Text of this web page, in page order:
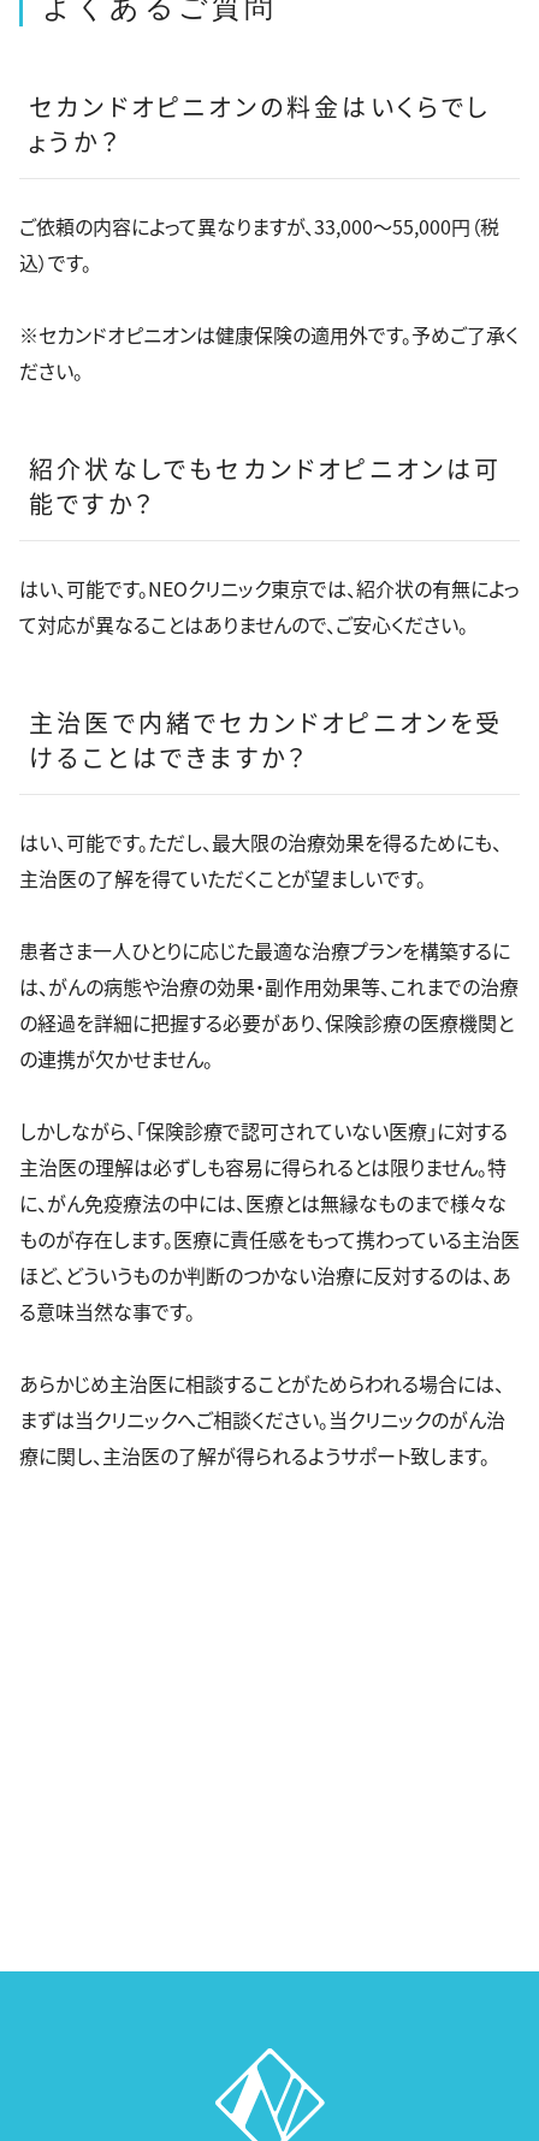
セカンドオピニオンの料金はいくらでし
ょうか？
ご依頼の内容によって異なりますが、33,000～55,000円（税
込）です。
※セカンドオピニオンは健康保険の適用外です。予めご了承く
ださい。
紹介状なしでもセカンドオピニオンは可
能ですか？
はい、可能です。NEOクリニック東京では、紹介状の有無によっ
て対応が異なることはありませんので、ご安心ください。
主治医で内緒でセカンドオピニオンを受
けることはできますか？
はい、可能です。ただし、最大限の治療効果を得るためにも、
主治医の了解を得ていただくことが望ましいです。
患者さま一人ひとりに応じた最適な治療プランを構築するに
は、がんの病態や治療の効果・副作用効果等、これまでの治療
の経過を詳細に把握する必要があり、保険診療の医療機関と
の連携が欠かせません。
しかしながら、「保険診療で認可されていない医療」に対する
主治医の理解は必ずしも容易に得られるとは限りません。特
に、がん免疫療法の中には、医療とは無縁なものまで様々な
ものが存在します。医療に責任感をもって携わっている主治医
ほど、どういうものか判断のつかない治療に反対するのは、あ
る意味当然な事です。
あらかじめ主治医に相談することがためらわれる場合には、
まずは当クリニックへご相談ください。当クリニックのがん治
療に関し、主治医の了解が得られるようサポート致します。